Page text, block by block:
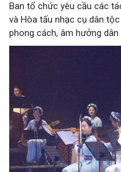
Ban tổ chức yêu cầu các
và Hòa tấu nhạc cụ dân
phong cách, âm hưởng
phối khí mới trên nền tảng
Nam, đồng thời phải được